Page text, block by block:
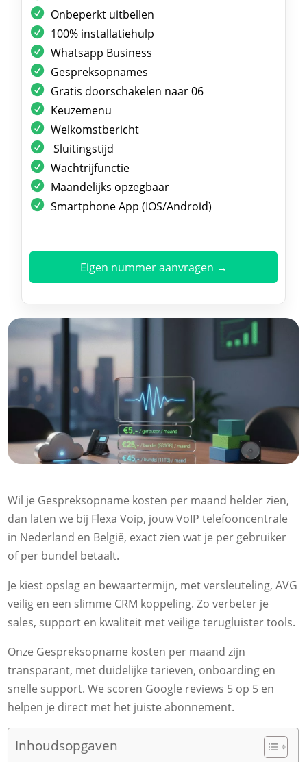
Onbeperkt uitbellen
100% installatiehulp
Whatsapp Business
Gespreksopnames
Gratis doorschakelen naar 06
Keuzemenu
Welkomstbericht
Sluitingstijd
Wachtrijfunctie
Maandelijks opzegbaar
Smartphone App (IOS/Android)
Eigen nummer aanvragen →
Wil je Gespreksopname kosten per maand helder zien,
dan laten we bij Flexa Voip, jouw VoIP telefooncentrale
in Nederland en België, exact zien wat je per gebruiker
of per bundel betaalt.​
Je kiest opslag en bewaartermijn, met versleuteling, AVG
veilig en een slimme CRM koppeling.​ Zo verbeter je
sales, support en kwaliteit met veilige terugluister tools.​
Onze Gespreksopname kosten per maand zijn
transparant, met duidelijke tarieven, onboarding en
snelle support.​ We scoren Google reviews 5 op 5 en
helpen je direct met het juiste abonnement.​
Inhoudsopgaven